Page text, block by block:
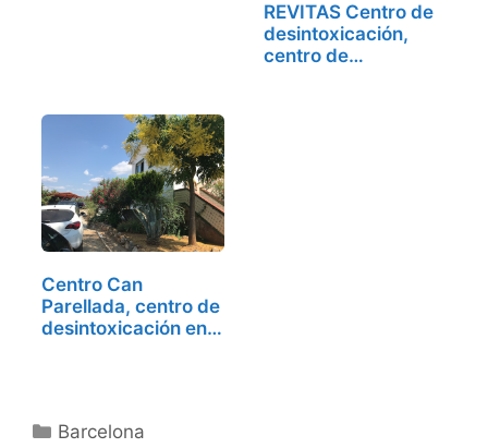
REVITAS Centro de
desintoxicación,
centro de…
Centro Can
Parellada, centro de
desintoxicación en…
Categorías
Barcelona